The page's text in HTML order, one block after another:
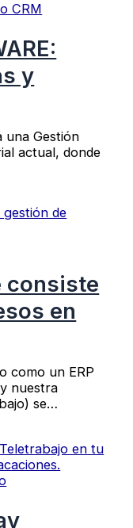
CRM
y
una Gestión
actual, donde
consiste
en
como un ERP
nuestra
se…